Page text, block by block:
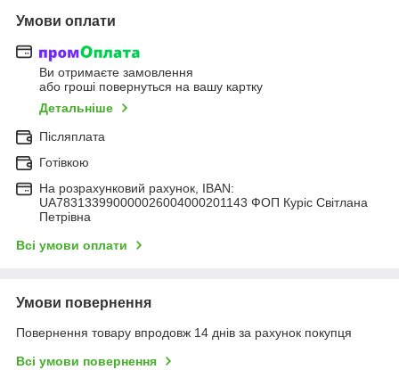
Умови оплати
Ви отримаєте замовлення
або гроші повернуться на вашу картку
Детальніше
Післяплата
Готівкою
На розрахунковий рахунок, IBAN:
UA783133990000026004000201143 ФОП Куріс Світлана
Петрівна
Всі умови оплати
Умови повернення
Повернення товару впродовж 14 днів за рахунок покупця
Всі умови повернення